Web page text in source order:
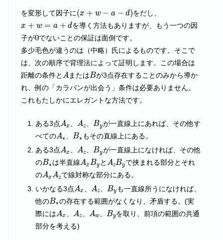
を変形して因子に(x + w − a − d)
( w
をだし、
x + w = a + d
x w =a d
を導く方法もありますが、もう一つの因
子が0
0でないことの保証は面倒です。
多少毛色が違うのは（中略）氏によるものです。そこで
は、次の順序で背理法によって証明します。この場合は
距離の条件とA
A またはB
Bが3点存在することのみから導か
れ、例の「カラバンが出会う」条件は必要ありません。
これもたしかにエレガントな方法です。
ある3点Ax
A 、 Az
A 、 By
By が一直線上にあれば、その他す
べてのA∗
A 、 B∗
B∗もその直線上にある。
ある3点Ax
A Az
A 、 By
By が一直線上になければ、その他
のB∗
B∗は半直線AxBy
A By とAzBy
A B yで挟まれる部分とそれ
のAxAz
A A zで線対称な部分にある。
いかなる3点Ax
A Az
A 、 By
By も一直線所うになければ、
他のB∗
B∗の存在する範囲がなくなり、矛盾する。(実
際にはAx
A Az
A 、 Aw
A By
By を取り、前項の範囲の共通
部分を考える)